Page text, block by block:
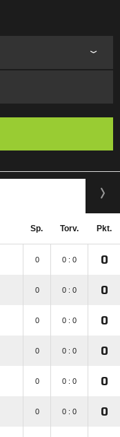
Sp. Torv. Pkt.
0 0 : 0 0
0 0 : 0 0
0 0 : 0 0
0 0 : 0 0
0 0 : 0 0
0 0 : 0 0